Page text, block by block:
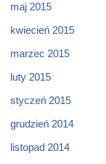
maj 2015
kwiecień 2015
marzec 2015
luty 2015
styczeń 2015
grudzień 2014
listopad 2014